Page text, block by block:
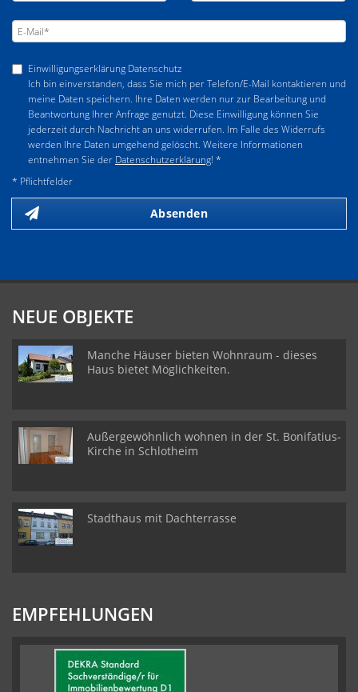
Einwilligungserklärung Datenschutz
Ich bin einverstanden, dass Sie mich per Telefon/E-Mail kontaktieren und
meine Daten speichern. Ihre Daten werden nur zur Bearbeitung und
Beantwortung Ihrer Anfrage genutzt. Diese Einwilligung können Sie
jederzeit durch Nachricht an uns widerrufen. Im Falle des Widerrufs
werden Ihre Daten umgehend gelöscht. Weitere Informationen
entnehmen Sie der Datenschutzerklärung! *
* Pflichtfelder
Absenden
NEUE OBJEKTE
Manche Häuser bieten Wohnraum - dieses
Haus bietet Möglichkeiten.
Außergewöhnlich wohnen in der St. Bonifatius-
Kirche in Schlotheim
Stadthaus mit Dachterrasse
EMPFEHLUNGEN